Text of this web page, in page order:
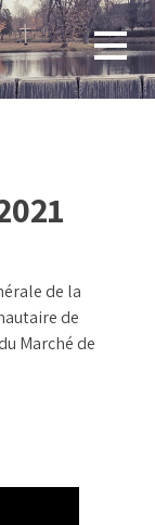
de la
de
Marché de